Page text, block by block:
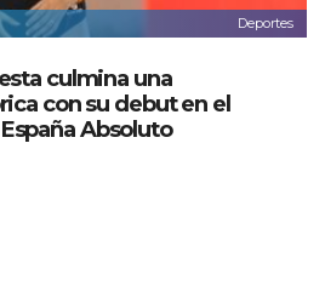
Deportes
culmina una
con su debut en el
Absoluto